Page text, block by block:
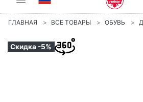
ГЛАВНАЯ ВСЕ ТОВАРЫ ОБУВЬ
Скидка -5%